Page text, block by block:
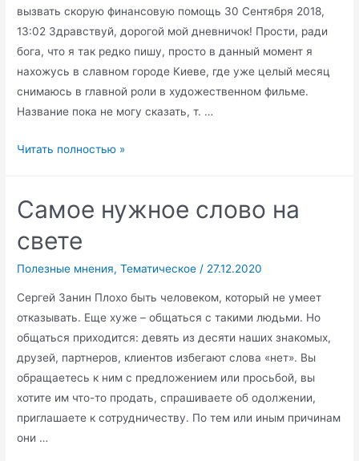
вызвать скорую финансовую помощь 30 Сентября 2018,
13:02 Здравствуй, дорогой мой дневничок! Прости, ради
бога, что я так редко пишу, просто в данный момент я
нахожусь в славном городе Киеве, где уже целый месяц
снимаюсь в главной роли в художественном фильме.
Название пока не могу сказать, т. …
Циничные
развести
от
Маши
Читать полностью »
Самое нужное слово на
свете
Полезные мнения,Тематическое / 27.12.2020
Сергей Занин Плохо быть человеком, который не умеет
отказывать. Еще хуже – общаться с такими людьми. Но
общаться приходится: девять из десяти наших знакомых,
друзей, партнеров, клиентов избегают слова «нет». Вы
обращаетесь к ним с предложением или просьбой, вы
хотите им что-то продать, спрашиваете об одолжении,
приглашаете к сотрудничеству. По тем или иным причинам
они …